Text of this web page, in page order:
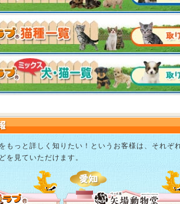
もっと詳しく知りたい！というお客様は、それぞ
を見ていただけます。